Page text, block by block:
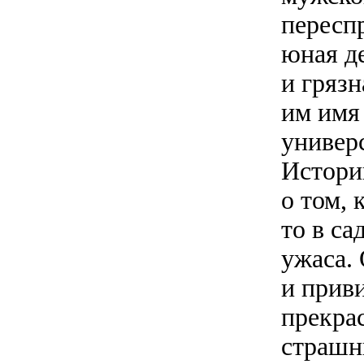
юная
и
им имя
о том,
то в
ужаса.
и